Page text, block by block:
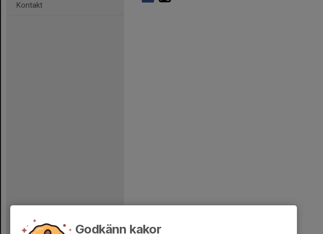
Kontakt
Godkänn kakor